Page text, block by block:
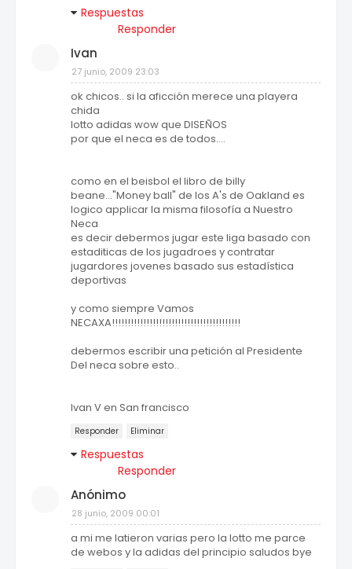
Respuestas
Responder
Ivan
27 junio, 2009 23:03
ok chicos.. si la aficción merece una playera
chida
lotto adidas wow que DISEÑOS
por que el neca es de todos....
como en el beisbol el libro de billy
beane..."Money ball" de los A's de Oakland es
logico applicar la misma filosofía a Nuestro
Neca
es decir debermos jugar este liga basado con
estaditicas de los jugadroes y contratar
jugardores jovenes basado sus estadística
deportivas
y como siempre Vamos
NECAXA!!!!!!!!!!!!!!!!!!!!!!!!!!!!!!!!!!!!!!!!!
debermos escribir una petición al Presidente
Del neca sobre esto..
Ivan V en San francisco
Responder Eliminar
Respuestas
Responder
Anónimo
28 junio, 2009 00:01
a mi me latieron varias pero la lotto me parce
de webos y la adidas del principio saludos bye